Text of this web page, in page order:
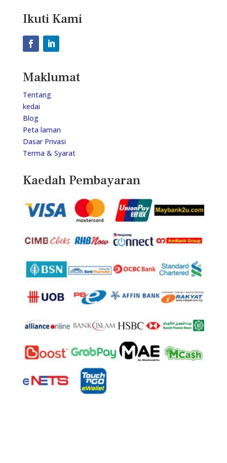
Ikuti Kami
Maklumat
Tentang
kedai
Blog
Peta laman
Dasar Privasi
Terma & Syarat
Kaedah Pembayaran